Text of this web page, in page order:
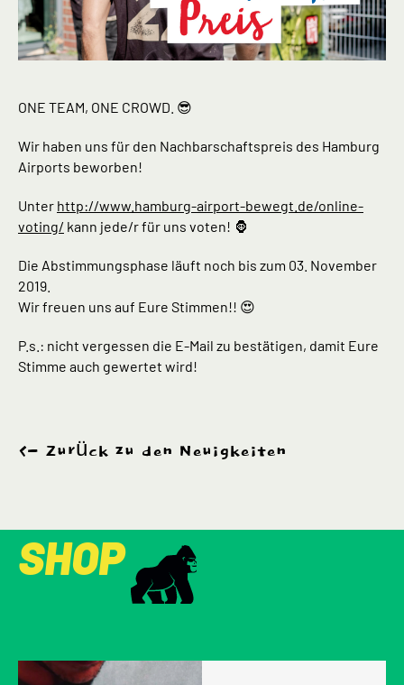
ONE TEAM, ONE CROWD. 😎
Wir haben uns für den Nachbarschaftspreis des Hamburg
Airports beworben!
Unter http://www.hamburg-airport-bewegt.de/online-
voting/ kann jede/r für uns voten! 🦍
Die Abstimmungsphase läuft noch bis zum 03. November
2019.
Wir freuen uns auf Eure Stimmen!! 😍
P.s.: nicht vergessen die E-Mail zu bestätigen, damit Eure
Stimme auch gewertet wird!
Zurück zu den Neuigkeiten
SHOP